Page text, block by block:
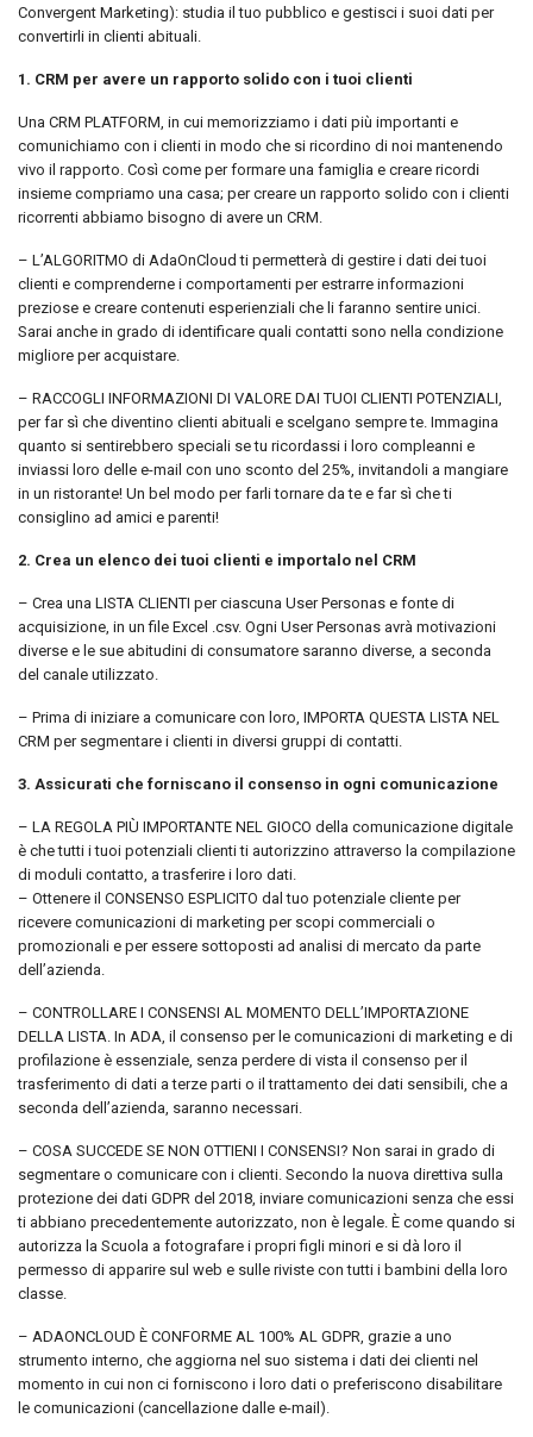
Convergent Marketing): studia il tuo pubblico e gestisci i suoi dati per
convertirli in clienti abituali.
1. CRM per avere un rapporto solido con i tuoi clienti
Una CRM PLATFORM, in cui memorizziamo i dati più importanti e
comunichiamo con i clienti in modo che si ricordino di noi mantenendo
vivo il rapporto. Così come per formare una famiglia e creare ricordi
insieme compriamo una casa; per creare un rapporto solido con i clienti
ricorrenti abbiamo bisogno di avere un CRM.
– L’ALGORITMO di AdaOnCloud ti permetterà di gestire i dati dei tuoi
clienti e comprenderne i comportamenti per estrarre informazioni
preziose e creare contenuti esperienziali che li faranno sentire unici.
Sarai anche in grado di identificare quali contatti sono nella condizione
migliore per acquistare.
– RACCOGLI INFORMAZIONI DI VALORE DAI TUOI CLIENTI POTENZIALI,
per far sì che diventino clienti abituali e scelgano sempre te. Immagina
quanto si sentirebbero speciali se tu ricordassi i loro compleanni e
inviassi loro delle e-mail con uno sconto del 25%, invitandoli a mangiare
in un ristorante! Un bel modo per farli tornare da te e far sì che ti
consiglino ad amici e parenti!
2. Crea un elenco dei tuoi clienti e importalo nel CRM
– Crea una LISTA CLIENTI per ciascuna User Personas e fonte di
acquisizione, in un file Excel .csv. Ogni User Personas avrà motivazioni
diverse e le sue abitudini di consumatore saranno diverse, a seconda
del canale utilizzato.
– Prima di iniziare a comunicare con loro, IMPORTA QUESTA LISTA NEL
CRM per segmentare i clienti in diversi gruppi di contatti.
3. Assicurati che forniscano il consenso in ogni comunicazione
– LA REGOLA PIÙ IMPORTANTE NEL GIOCO della comunicazione digitale
è che tutti i tuoi potenziali clienti ti autorizzino attraverso la compilazione
di moduli contatto, a trasferire i loro dati.
– Ottenere il CONSENSO ESPLICITO dal tuo potenziale cliente per
ricevere comunicazioni di marketing per scopi commerciali o
promozionali e per essere sottoposti ad analisi di mercato da parte
dell’azienda.
– CONTROLLARE I CONSENSI AL MOMENTO DELL’IMPORTAZIONE
DELLA LISTA. In ADA, il consenso per le comunicazioni di marketing e di
profilazione è essenziale, senza perdere di vista il consenso per il
trasferimento di dati a terze parti o il trattamento dei dati sensibili, che a
seconda dell’azienda, saranno necessari.
– COSA SUCCEDE SE NON OTTIENI I CONSENSI? Non sarai in grado di
segmentare o comunicare con i clienti. Secondo la nuova direttiva sulla
protezione dei dati GDPR del 2018, inviare comunicazioni senza che essi
ti abbiano precedentemente autorizzato, non è legale. È come quando si
autorizza la Scuola a fotografare i propri figli minori e si dà loro il
permesso di apparire sul web e sulle riviste con tutti i bambini della loro
classe.
– ADAONCLOUD È CONFORME AL 100% AL GDPR, grazie a uno
strumento interno, che aggiorna nel suo sistema i dati dei clienti nel
momento in cui non ci forniscono i loro dati o preferiscono disabilitare
le comunicazioni (cancellazione dalle e-mail).